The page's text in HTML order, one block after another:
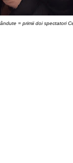
= primii doi spectatori